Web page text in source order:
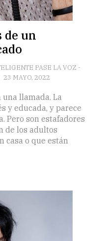
de un
PASE LA VOZ -
23 MAYO, 2022
llamada. La
y educada, y parece
Pero son estafadores
de los adultos
casa o que están